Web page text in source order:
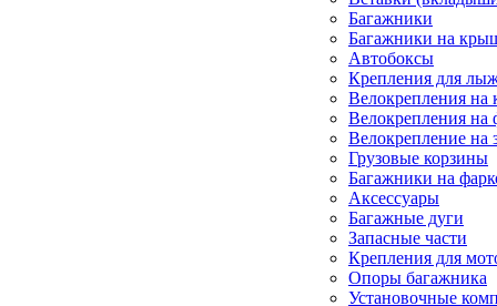
Багажники
Багажники на
Автобоксы
Крепления для
Велокрепления
Велокрепления на
Велокрепление на
Грузовые корзины
Багажники на
Аксессуары
Багажные дуги
Запасные части
Крепления для
Опоры багажника
Установочные